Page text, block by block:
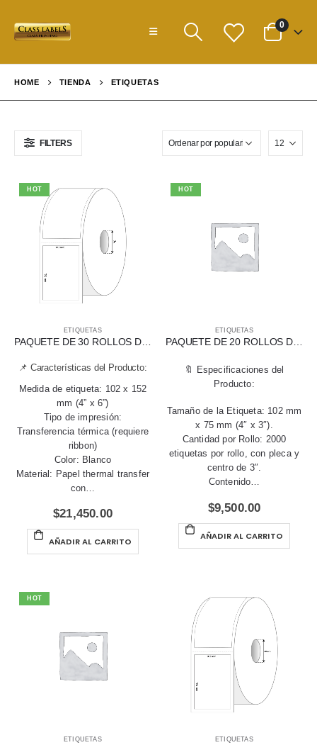
0
HOME TIENDA ETIQUETAS
FILTERS
HOT
ETIQUETAS
PAQUETE DE 30 ROLLOS DE ETIQUETAS BLANCAS DE TRANSFERENCIA TÉRMICA 102 X 152 MM (4″ X 6″)
📌 Características del Producto:
Medida de etiqueta: 102 x 152
mm (4” x 6”)
Tipo de impresión:
Transferencia térmica (requiere
ribbon)
Color: Blanco
Material: Papel thermal transfer
con…
$21,450.00
AÑADIR AL CARRITO
HOT
ETIQUETAS
PAQUETE DE 20 ROLLOS DE ETIQUETAS BLANCAS DE TRANSFERENCIA TÉRMICA 102 X 75 MM (4″ X 3″)
🔖 Especificaciones del
Producto:
Tamaño de la Etiqueta: 102 mm
x 75 mm (4″ x 3″).
Cantidad por Rollo: 2000
etiquetas por rollo, con pleca y
centro de 3″.
Contenido…
$9,500.00
AÑADIR AL CARRITO
HOT
ETIQUETAS ETIQUETAS